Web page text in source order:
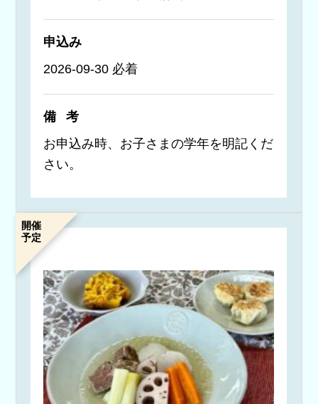
申込み
2026-09-30 必着
備考
お申込み時、お子さまの学年を明記くだ
さい。
開催
予定